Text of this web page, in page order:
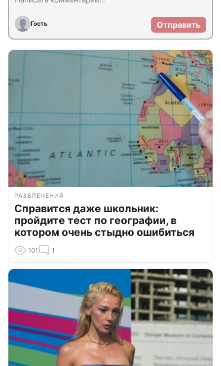
Гость Отправить
РАЗВЛЕЧЕНИЯ
Справится даже школьник:
пройдите тест по географии, в
котором очень стыдно ошибиться
101 1